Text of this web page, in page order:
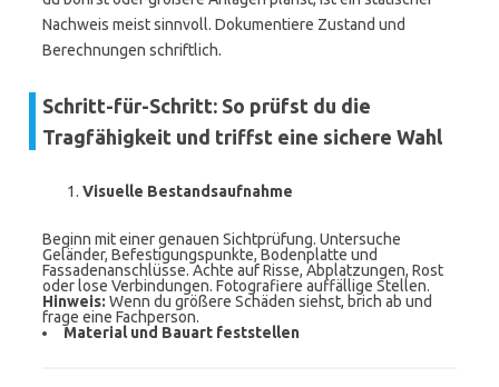
Nachweis meist sinnvoll. Dokumentiere Zustand und
Berechnungen schriftlich.
Schritt-für-Schritt: So prüfst du die
Tragfähigkeit und triffst eine sichere Wahl
Visuelle Bestandsaufnahme
Beginn mit einer genauen Sichtprüfung. Untersuche
Geländer, Befestigungspunkte, Bodenplatte und
Fassadenanschlüsse. Achte auf Risse, Abplatzungen, Rost
oder lose Verbindungen. Fotografiere auffällige Stellen.
Hinweis: Wenn du größere Schäden siehst, brich ab und
frage eine Fachperson.
Material und Bauart feststellen